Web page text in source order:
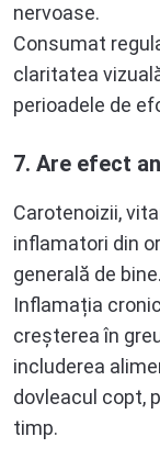
nervoase.
Consumat
claritatea
perioadele de
7. Are efect
Carotenoizii,
inflamatori din
generală de bine.
Inflamația
creșterea în
includerea
dovleacul copt,
timp.